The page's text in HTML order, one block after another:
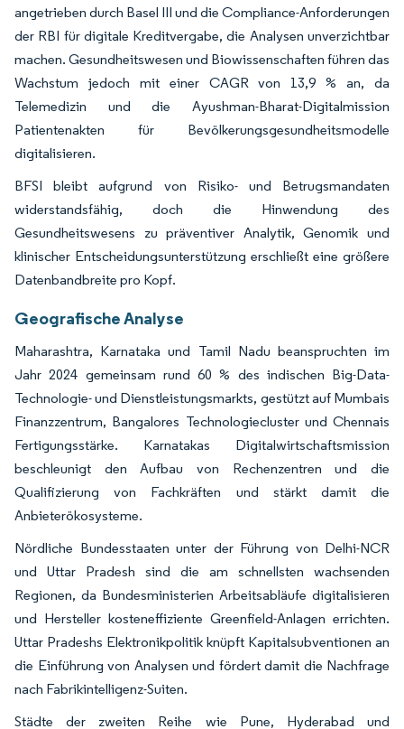
angetrieben durch Basel III und die Compliance-Anforderungen
der RBI für digitale Kreditvergabe, die Analysen unverzichtbar
machen. Gesundheitswesen und Biowissenschaften führen das
Wachstum jedoch mit einer CAGR von 13,9 % an, da
Telemedizin und die Ayushman-Bharat-Digitalmission
Patientenakten für Bevölkerungsgesundheitsmodelle
digitalisieren.
BFSI bleibt aufgrund von Risiko- und Betrugsmandaten
widerstandsfähig, doch die Hinwendung des
Gesundheitswesens zu präventiver Analytik, Genomik und
klinischer Entscheidungsunterstützung erschließt eine größere
Datenbandbreite pro Kopf.
Geografische Analyse
Maharashtra, Karnataka und Tamil Nadu beanspruchten im
Jahr 2024 gemeinsam rund 60 % des indischen Big-Data-
Technologie- und Dienstleistungsmarkts, gestützt auf Mumbais
Finanzzentrum, Bangalores Technologiecluster und Chennais
Fertigungsstärke. Karnatakas Digitalwirtschaftsmission
beschleunigt den Aufbau von Rechenzentren und die
Qualifizierung von Fachkräften und stärkt damit die
Anbieterökosysteme.
Nördliche Bundesstaaten unter der Führung von Delhi-NCR
und Uttar Pradesh sind die am schnellsten wachsenden
Regionen, da Bundesministerien Arbeitsabläufe digitalisieren
und Hersteller kosteneffiziente Greenfield-Anlagen errichten.
Uttar Pradeshs Elektronikpolitik knüpft Kapitalsubventionen an
die Einführung von Analysen und fördert damit die Nachfrage
nach Fabrikintelligenz-Suiten.
Städte der zweiten Reihe wie Pune, Hyderabad und